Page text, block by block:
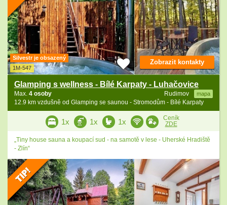
Silvestr je obsazený
1M-547
Glamping s wellness - Bílé Karpaty - Luhačovice
Rudimov mapa
Max. 4 osoby
12.9 km vzdušně od Glamping se saunou - Stromodům - Bílé Karpaty
Zobrazit kontakty
1x 1x 1x
Ceník
ZDE
„Tiny house sauna a koupací sud - na samotě v lese - Uherské Hradiště
- Zlín“